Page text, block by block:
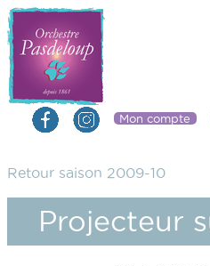
Mon compte
Retour saison 2009-10
Projecteur